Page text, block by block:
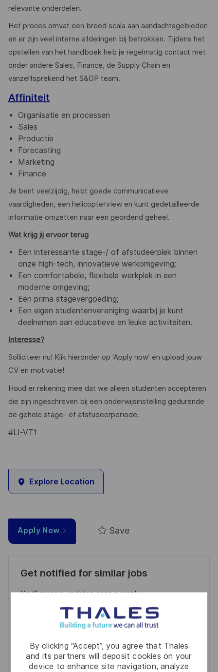
By clicking “Accept”, you agree that Thales
and its partners will deposit cookies on your
device to enhance site navigation, analyze
relevante onderdelen.
Het proces omvat een breed scala aan aandachtsgebieden
en er zijn veel interne afdelingen bij betrokken. Tijdens het
opstellen van het handboek heb je regelmatig contact met
onder andere Sales, Finance, de Supply Chain en
vanzelfsprekend het S&OP team.
Affiniteit
Organisatie en processen
Sales
Productie
Forecasting
Marketing
Finance
Je bent veelzijdig, hebt goede communicatieve
vaardigheden, een helicopterview en kunt gedetailleerde
informatie omzetten naar een geordend geheel.
Wat krijg jij ervoor terug
Een interessante stage-/ of afstudeerplek binnen
onze high-tech, innovatieve werkomgeving;
Een comfortabele, flexibele werkplek in een
moderne omgeving;
Een prima stagevergoeding;
Een eigen studentenvereniging waarbij je kunt
deelnemen aan educatieve en leuke activiteiten.
Interesse?
Solliciteer nu! Klik hieronder op ‘Apply now’ en upload jouw
CV en motivatie!
Houd er rekening mee dat we alleen studenten accepteren
die zijn ingeschreven bij een onderwijsinstelling gedurende
de gehele stage- of afstudeerperiode.
#LI-VT1
Explore Location
Apply Now Save
Get notified for similar jobs
You'll receive updates once a week
(Required)
Required
Review and agree to the terms of processing
personal information